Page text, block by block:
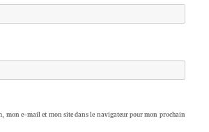
mon e-mail et mon site dans le navigateur pour mon prochain